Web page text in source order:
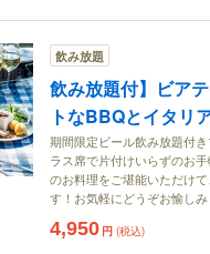
飲み放題
飲み放題付】ビア
トなBBQとイタリ
期間限定ビール飲み放題付
ラス席で片付けいらずのお
のお料理をご堪能いただけ
す！お気軽にどうぞお愉しみ
4,950 円 (税込)